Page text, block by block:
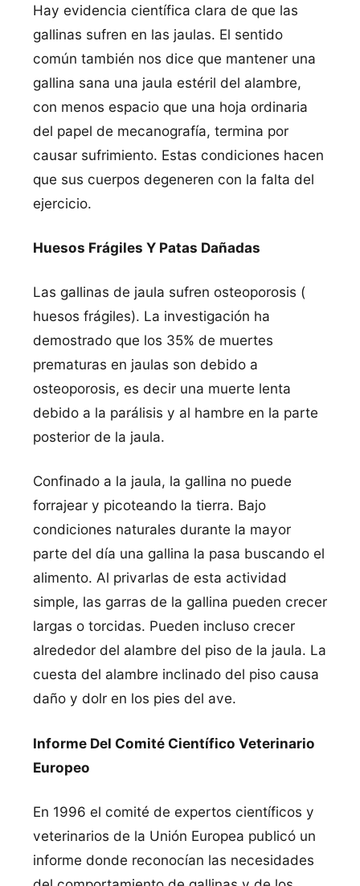
Hay evidencia cientí­fica clara de que las
gallinas sufren en las jaulas. El sentido
común también nos dice que mantener una
gallina sana una jaula estéril del alambre,
con menos espacio que una hoja ordinaria
del papel de mecanografí­a, termina por
causar sufrimiento. Estas condiciones hacen
que sus cuerpos degeneren con la falta del
ejercicio.
Huesos Frágiles Y Patas Dañadas
Las gallinas de jaula sufren osteoporosis (
huesos frágiles). La investigación ha
demostrado que los 35% de muertes
prematuras en jaulas son debido a
osteoporosis, es decir una muerte lenta
debido a la parálisis y al hambre en la parte
posterior de la jaula.
Confinado a la jaula, la gallina no puede
forrajear y picoteando la tierra. Bajo
condiciones naturales durante la mayor
parte del dí­a una gallina la pasa buscando el
alimento. Al privarlas de esta actividad
simple, las garras de la gallina pueden crecer
largas o torcidas. Pueden incluso crecer
alrededor del alambre del piso de la jaula. La
cuesta del alambre inclinado del piso causa
daño y dolr en los pies del ave.
Informe Del Comité Cientí­fico Veterinario
Europeo
En 1996 el comité de expertos cientí­ficos y
veterinarios de la Unión Europea publicó un
informe donde reconocí­an las necesidades